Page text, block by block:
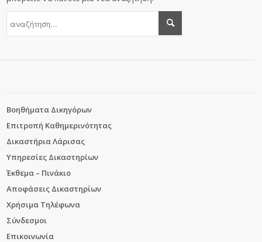
Βοηθήματα Δικηγόρων
Επιτροπή Καθημερινότητας
Δικαστήρια Λάρισας
Υπηρεσίες Δικαστηρίων
Έκθεμα – Πινάκιο
Αποφάσεις Δικαστηρίων
Χρήσιμα Τηλέφωνα
Σύνδεσμοι
Επικοινωνία